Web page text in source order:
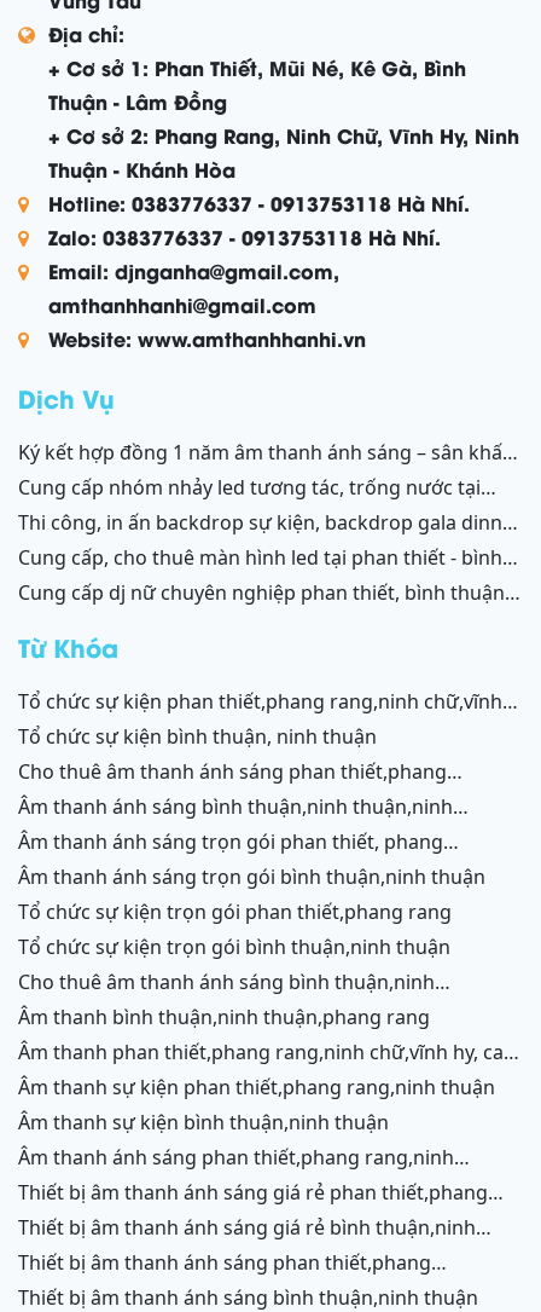
Địa chỉ:
+ Cơ sở 1: Phan Thiết, Mũi Né, Kê Gà, Bình
Thuận - Lâm Đồng
+ Cơ sở 2: Phang Rang, Ninh Chữ, Vĩnh Hy, Ninh
Thuận - Khánh Hòa
Hotline: 0383776337 - 0913753118 Hà Nhí.
Zalo: 0383776337 - 0913753118 Hà Nhí.
Email: djnganha@gmail.com,
amthanhhanhi@gmail.com
Website: www.amthanhhanhi.vn
Dịch Vụ
ký kết hợp đồng 1 năm âm thanh ánh sáng – sân khấu
resort mũi né, tiến thành, kê gà, phan thiết, ninh thuận
cung cấp nhóm nhảy led tương tác, trống nước tại
ninh thuận – bình thuận
thi công, in ấn backdrop sự kiện, backdrop gala dinner,
backdrop team building, backdrop cánh gà, chữ nổi
3d, chữ nổi từ formex, chữ nổi hộp đèn led và ốp alu
phan thiết, bình thuận - ninh thuận - ninh chữ - phan
cung cấp, cho thuê màn hình led tại phan thiết - bình
thuận, ninh thuận - ninh chữ - phang rang
cung cấp dj nữ chuyên nghiệp phan thiết, bình thuận;
Từ Khóa
tổ chức sự kiện phan thiết,phang rang,ninh chữ,vĩnh
hy,cam ranh
tổ chức sự kiện bình thuận, ninh thuận
cho thuê âm thanh ánh sáng phan thiết,phang
rang,ninh chữ,vĩnh hy,cam ranh
âm thanh ánh sáng bình thuận,ninh thuận,ninh
chữ,vĩnh hy,cam ranh
âm thanh ánh sáng trọn gói phan thiết, phang
rang,cam ranh
âm thanh ánh sáng trọn gói bình thuận,ninh thuận
tổ chức sự kiện trọn gói phan thiết,phang rang
tổ chức sự kiện trọn gói bình thuận,ninh thuận
cho thuê âm thanh ánh sáng bình thuận,ninh
thuận,ninh chữ,vĩnh hy,phang rang,cam ranh
âm thanh bình thuận,ninh thuận,phang rang
âm thanh phan thiết,phang rang,ninh chữ,vĩnh hy, cam
ranh
âm thanh sự kiện phan thiết,phang rang,ninh thuận
âm thanh sự kiện bình thuận,ninh thuận
âm thanh ánh sáng phan thiết,phang rang,ninh
chữ,vĩnh hy,cam ranh
thiết bị âm thanh ánh sáng giá rẻ phan thiết,phang
rang,ninh chữ,vĩnh hy, ninh thuận
thiết bị âm thanh ánh sáng giá rẻ bình thuận,ninh
thuận
thiết bị âm thanh ánh sáng phan thiết,phang
rang,ninh chữ,vĩnh hy,cam ranh
thiết bị âm thanh ánh sáng bình thuận,ninh thuận